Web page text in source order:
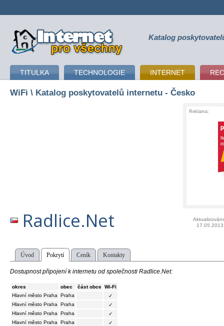
připojení k internetu Katalog
TITULKA TECHNOLOGIE INTERNET
WiFi \ Katalog poskytovatelů internetu - Česko
Reklama:
Radlice.Net
17.05.2013
Úvod Pokrytí Ceník Kontakty
Dostupnost připojení k internetu od společnosti Radlice.Net:
okres obec část obce Wi-Fi
Hlavní město Praha
Praha
✓
Hlavní město Praha
Praha
✓
Hlavní město Praha
Praha
✓
Hlavní město Praha
Praha
✓